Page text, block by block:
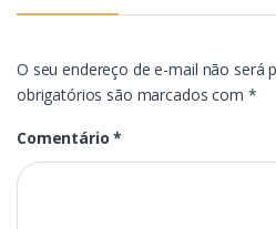
O seu endereço de e-mail não será
obrigatórios são marcados com *
Comentário*